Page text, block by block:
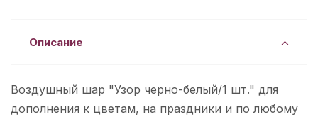
Описание
Воздушный шар "Узор черно-белый/1 шт." для
дополнения к цветам, на праздники и по любому